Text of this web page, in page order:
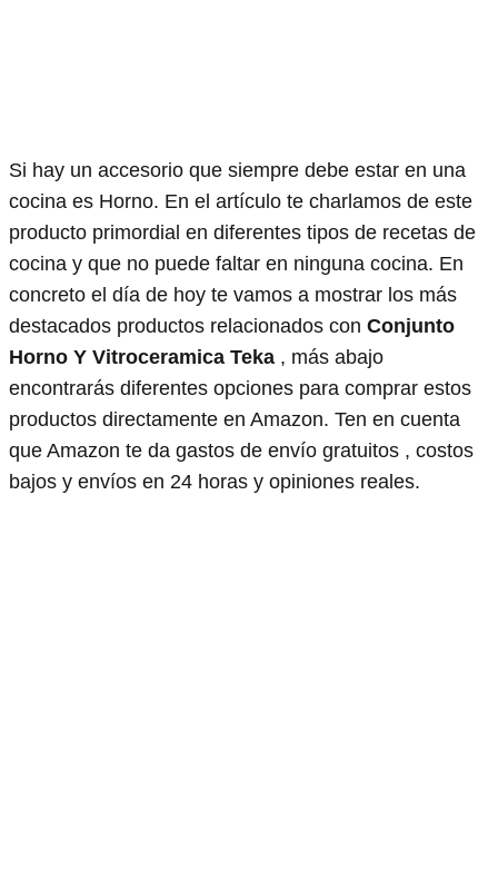
Si hay un accesorio que siempre debe estar en una
cocina es Horno. En el artículo te charlamos de este
producto primordial en diferentes tipos de recetas de
cocina y que no puede faltar en ninguna cocina. En
concreto el día de hoy te vamos a mostrar los más
destacados productos relacionados con Conjunto
Horno Y Vitroceramica Teka , más abajo
encontrarás diferentes opciones para comprar estos
productos directamente en Amazon. Ten en cuenta
que Amazon te da gastos de envío gratuitos , costos
bajos y envíos en 24 horas y opiniones reales.